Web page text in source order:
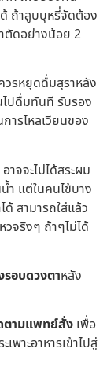
ด้ ถ้าสูบบุหรี่จัดต้อง
ตัดอย่างน้อย 2
วรหยุดดื่มสุราหลัง
ปดื่มทันที รับรอง
ารไหลเวียนของ
าจจะไม่ได้สระผม
ำ แต่ในคนไข้บาง
สามารถใส่แล้ว
วจริงๆ ถ้าๆไม่ได้
รอบดวงตาหลัง
ตามแพทย์สั่ง เพื่อ
พาะอาหารเข้าไปสู่